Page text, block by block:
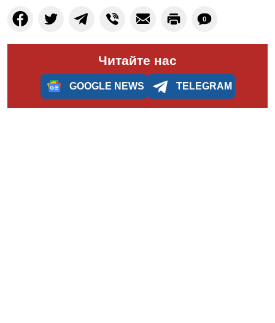
0
Читайте нас
GOOGLE NEWS TELEGRAM